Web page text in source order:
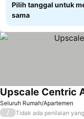
Pilih tanggal untuk
sama
Seluruh Rumah/Apartemen
Upscale Centric
/ Tidak ada penilaian